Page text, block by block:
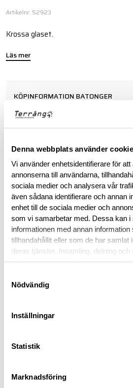
Denna webbplats använder
Vi använder enhetsidentifierare för
annonserna till användarna,
sociala medier och analysera vår
även sådana identifierare och annan
enhet till de sociala medier och
som vi samarbetar med. Dessa kan i
informationen med annan information
tillhandahållit eller som de har samlat
deras tjänster. Insamling, delning och
personuppgifter kan användas för
Nödvändig
Inställningar
Statistik
Marknadsföring
Artikelnr: 52923
Krossa glaset.
Läs mer
KÖPINFORMATION BATONGER
Batonger säljes endast till behörig
av legitimation och förordnande från
bära/bruka batongen.
Skicka en kopia på förordnande och
order@terrang.seför att få din
BESKRIVNING
RECENSIONER
BATONGER
-49%